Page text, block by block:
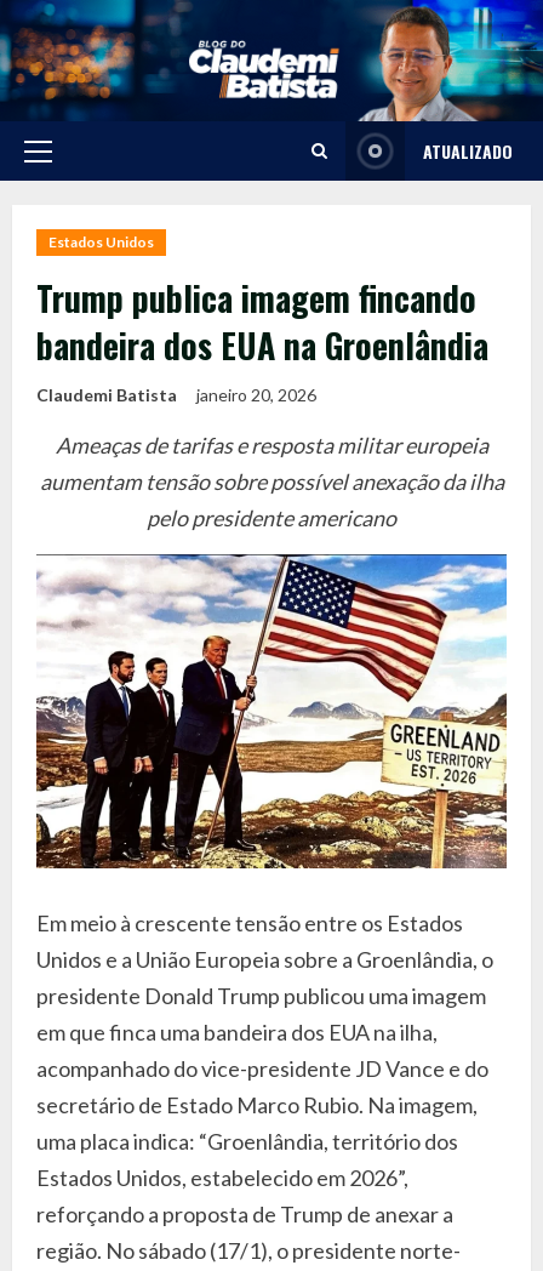
Skip
to
content
Primary
ATUALIZADO
Estados Unidos
Trump publica imagem fincando
bandeira dos EUA na Groenlândia
Claudemi Batista janeiro 20, 2026
Ameaças de tarifas e resposta militar europeia
aumentam tensão sobre possível anexação da ilha
pelo presidente americano
Em meio à crescente tensão entre os Estados
Unidos e a União Europeia sobre a Groenlândia, o
presidente Donald Trump publicou uma imagem
em que finca uma bandeira dos EUA na ilha,
acompanhado do vice-presidente JD Vance e do
secretário de Estado Marco Rubio. Na imagem,
uma placa indica: “Groenlândia, território dos
Estados Unidos, estabelecido em 2026”,
reforçando a proposta de Trump de anexar a
região. No sábado (17/1), o presidente norte-